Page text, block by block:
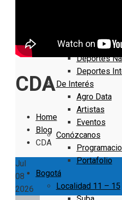
Deportes
Deportes
Deportes
De Interés
Agro Data
Artistas
Eventos
Conózcanos
Portafolio
Bogotá
Localidad 11 – 15
CDA
Home
Blog
CDA
Jul
08
2026